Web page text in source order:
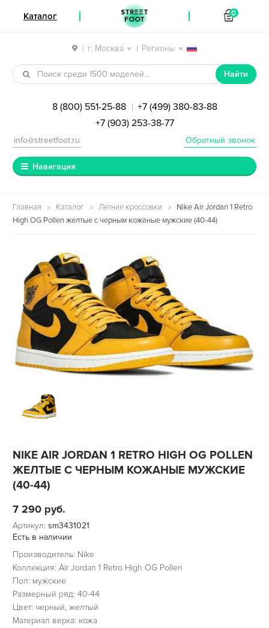
| г. Москва | Регионы
Перейти к навигации
Перейти к содержимому
Найти
8 (800) 551-25-88 | +7 (499) 380-83-88
+7 (903) 253-38-77
Обратный звонок
info@streetfoot.ru
Навигация
Главная Каталог Летние кроссовки
Nike Air Jordan 1 Retro
High OG Pollen желтые с черным кожаные мужские (40-44)
NIKE AIR JORDAN 1 RETRO HIGH OG POLLEN
ЖЕЛТЫЕ С ЧЕРНЫМ КОЖАНЫЕ МУЖСКИЕ
(40-44)
7 290 руб.
Артикул: sm3431021
Есть в наличии
Производитель: Nike
Коллекция: Air Jordan 1 Retro High OG Pollen
Пол: мужские
Размерный ряд: 40-44
Цвет: черный, желтый
Материал верха: кожа
Каталог STREET
FOOT
0